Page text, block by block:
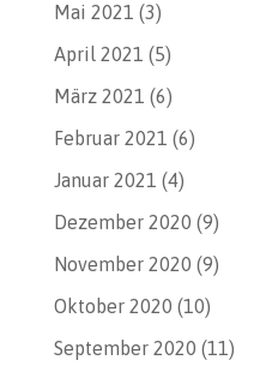
Mai 2021 (3)
April 2021 (5)
März 2021 (6)
Februar 2021 (6)
Januar 2021 (4)
Dezember 2020 (9)
November 2020 (9)
Oktober 2020 (10)
September 2020 (11)